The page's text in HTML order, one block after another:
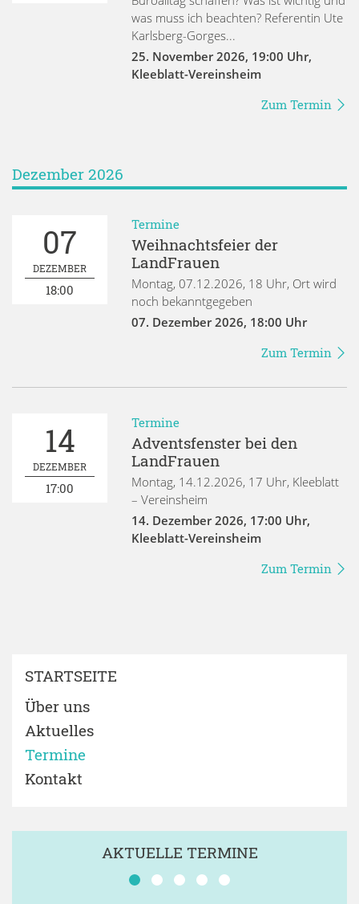
was muss ich beachten? Referentin Ute
Karlsberg-Gorges...
25. November 2026, 19:00 Uhr,
Kleeblatt-Vereinsheim
Zum Termin
Dezember 2026
07
DEZEMBER
18:00
Termine
Weihnachtsfeier der
LandFrauen
Montag, 07.12.2026, 18 Uhr, Ort wird
noch bekanntgegeben
07. Dezember 2026, 18:00 Uhr
Zum Termin
14
DEZEMBER
17:00
Termine
Adventsfenster bei den
LandFrauen
Montag, 14.12.2026, 17 Uhr, Kleeblatt
– Vereinsheim
14. Dezember 2026, 17:00 Uhr,
Kleeblatt-Vereinsheim
Zum Termin
STARTSEITE
Über uns
Aktuelles
Termine
Kontakt
AKTUELLE TERMINE